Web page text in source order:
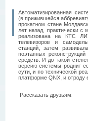
Автоматизированная
(в прижившейся
прокатном стане
лет назад, практически
реализована на КТС
телевизоров и
станций, затем
поэтапных
средств. И до такой
версию системы роднит
сути, и по технической
платформе QNX, и отроду
Рассказать друзьям: